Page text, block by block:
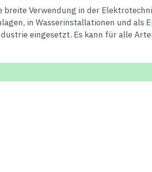
Verwendung in der
in Wasserinstallationen und als
eingesetzt. Es kann für alle